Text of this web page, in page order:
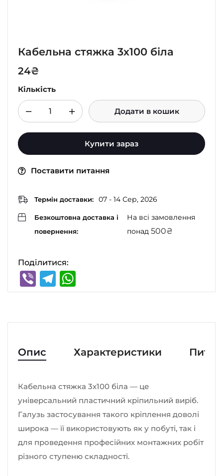
Кабельна стяжка 3х100 біла
24₴
Кількість
Додати в кошик
Купити зараз
Поставити питання
Термін доставки: 07 - 14 Сер, 2026
Безкоштовна доставка і
повернення:
На всі замовлення
понад 500₴
Поділитися:
ViberTelegram
Опис Характеристики
Кабельна стяжка 3х100 біла — це
універсальний пластичний кріпильний виріб.
Галузь застосування такого кріплення доволі
широка — її використовують як у побуті, так і
для проведення професійних монтажних робіт
різного ступеню складності.